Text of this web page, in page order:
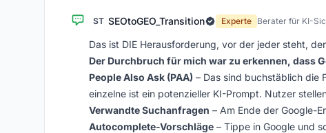
ST SEOtoGEO_Transition Experte Berater für KI-
Das ist DIE Herausforderung, vor der jeder steht,
Der Durchbruch für mich war zu erkennen, dass
People Also Ask (PAA) – Das sind buchstäblich die
einzelne ist ein potenzieller KI-Prompt. Nutzer
Verwandte Suchanfragen – Am Ende der Google-
Autocomplete-Vorschläge – Tippe in Google und